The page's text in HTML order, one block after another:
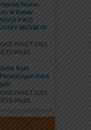
Nama-
di Dunia:
KIKO
6 MUSIM DI
PAKET 1001
PAUD...
Kaki
Rara
PAKET 1001
PAUD...